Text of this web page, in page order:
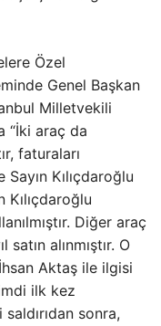
Özel
Genel Başkan
Milletvekili
“İki araç da
faturaları
Kılıçdaroğlu
Kılıçdaroğlu
Diğer araç
alınmıştır. O
Aktaş ile ilgisi
ilk kez
sonra,